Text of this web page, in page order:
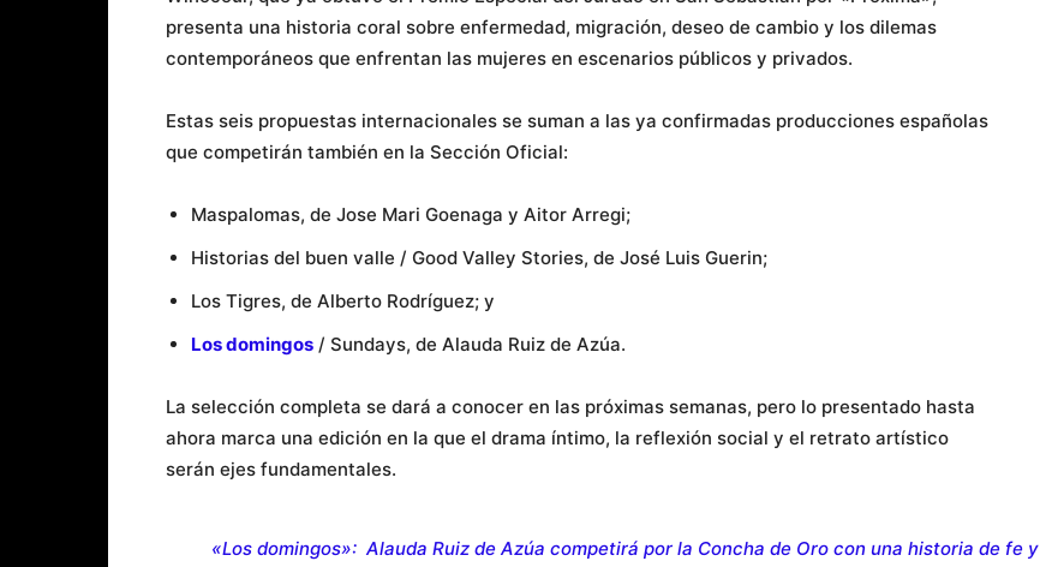
presenta una historia coral sobre enfermedad, migración, deseo de cambio y los dilemas
contemporáneos que enfrentan las mujeres en escenarios públicos y privados.
Estas seis propuestas internacionales se suman a las ya confirmadas producciones españolas
que competirán también en la Sección Oficial:
Maspalomas, de Jose Mari Goenaga y Aitor Arregi;
Historias del buen valle / Good Valley Stories, de José Luis Guerin;
Los Tigres, de Alberto Rodríguez; y
Los domingos / Sundays, de Alauda Ruiz de Azúa.
La selección completa se dará a conocer en las próximas semanas, pero lo presentado hasta
ahora marca una edición en la que el drama íntimo, la reflexión social y el retrato artístico
serán ejes fundamentales.
«Los domingos»: Alauda Ruiz de Azúa competirá por la Concha de Oro con una historia de fe y